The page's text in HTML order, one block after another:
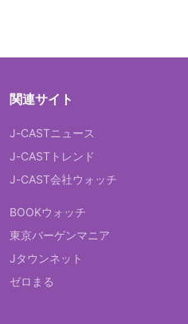
関連サイト
J-CASTニュース
J-CASTトレンド
J-CAST会社ウォッチ
BOOKウォッチ
東京バーゲンマニア
Jタウンネット
ゼロまる